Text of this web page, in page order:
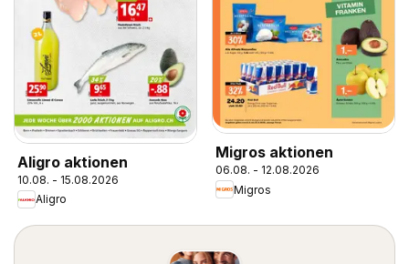
Aligro aktionen
10.08. - 15.08.2026
Aligro
Migros aktionen
06.08. - 12.08.2026
Migros